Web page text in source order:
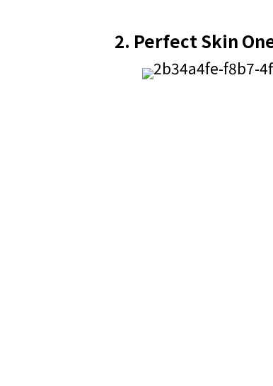
2. Perfect Skin